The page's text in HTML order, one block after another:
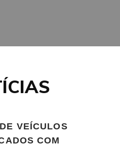
VEÍCULOS
COM